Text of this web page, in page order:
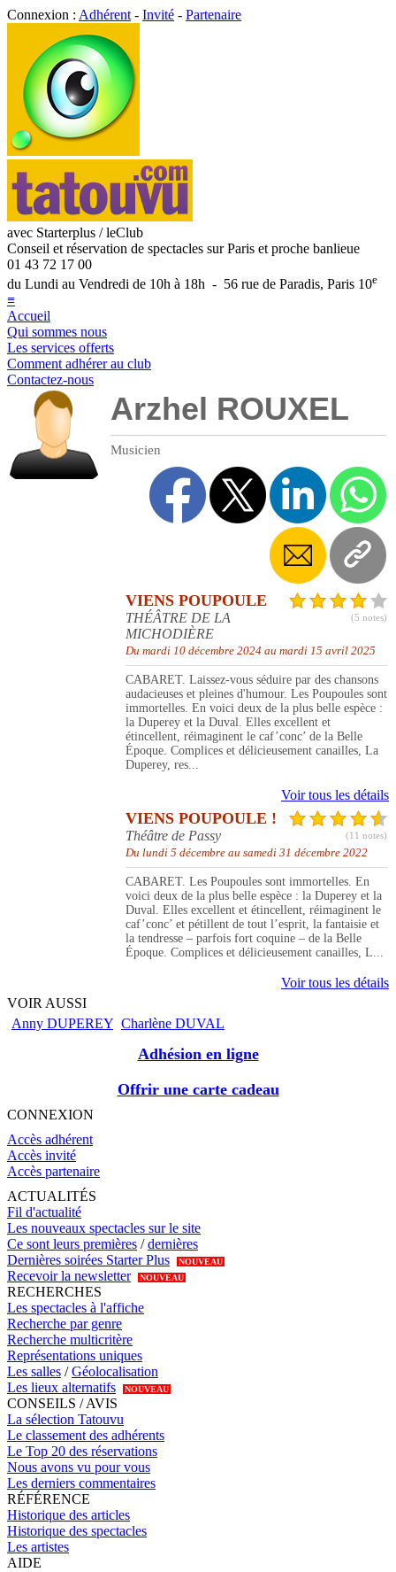
Connexion : Adhérent - Invité - Partenaire
avec Starterplus / leClub
Conseil et réservation de spectacles sur Paris et proche banlieue
01 43 72 17 00
du Lundi au Vendredi de 10h à 18h - 56 rue de Paradis, Paris 10e
≡
Accueil
Qui sommes nous
Les services offerts
Comment adhérer au club
Contactez-nous
Arzhel ROUXEL
Musicien
(5 notes)
VIENS POUPOULE
THÉÂTRE DE LA
MICHODIÈRE
Du mardi 10 décembre 2024 au mardi 15 avril 2025
CABARET. Laissez-vous séduire par des chansons
audacieuses et pleines d'humour. Les Poupoules sont
immortelles. En voici deux de la plus belle espèce :
la Duperey et la Duval. Elles excellent et
étincellent, réimaginent le caf’conc’ de la Belle
Époque. Complices et délicieusement canailles, La
Duperey, res...
Voir tous les détails
(11 notes)
VIENS POUPOULE !
Théâtre de Passy
Du lundi 5 décembre au samedi 31 décembre 2022
CABARET. Les Poupoules sont immortelles. En
voici deux de la plus belle espèce : la Duperey et la
Duval. Elles excellent et étincellent, réimaginent le
caf’conc’ et pétillent de tout l’esprit, la fantaisie et
la tendresse – parfois fort coquine – de la Belle
Époque. Complices et délicieusement canailles, L...
Voir tous les détails
VOIR AUSSI
Anny DUPEREY Charlène DUVAL
Adhésion en ligne
Offrir une carte cadeau
CONNEXION
Accès adhérent
Accès invité
Accès partenaire
ACTUALITÉS
Fil d'actualité
Les nouveaux spectacles sur le site
Ce sont leurs premières /dernières
Dernières soirées Starter Plus
NOUVEAU
Recevoir la newsletter NOUVEAU
RECHERCHES
Les spectacles à l'affiche
Recherche par genre
Recherche multicritère
Représentations uniques
Les salles /Géolocalisation
Les lieux alternatifs
NOUVEAU
CONSEILS / AVIS
La sélection Tatouvu
Le classement des adhérents
Le Top 20 des réservations
Nous avons vu pour vous
Les derniers commentaires
RÉFÉRENCE
Historique des articles
Historique des spectacles
Les artistes
AIDE